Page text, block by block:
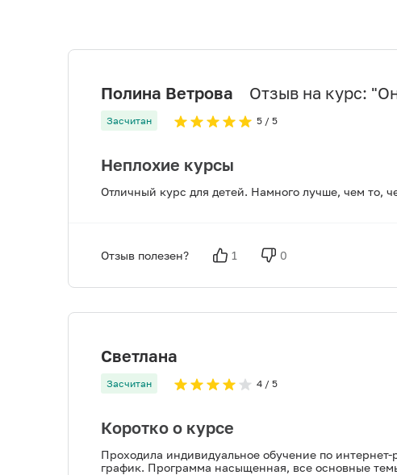
Полина Ветрова Отзыв на курс: "
Засчитан 5 / 5
Неплохие курсы
Отличный курс для детей. Намного лучше, чем то,
Отзыв полезен? 1 0
Светлана
Засчитан 4 / 5
Коротко о курсе
Проходила индивидуальное обучение по
график. Программа насыщенная, все основные